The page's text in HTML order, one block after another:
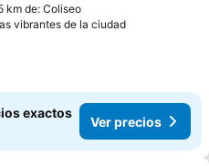
km de: Coliseo
vibrantes de la ciudad
exactos
Ver precios